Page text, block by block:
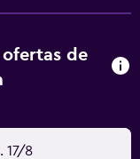
cerca del
recargo).
de
17/8